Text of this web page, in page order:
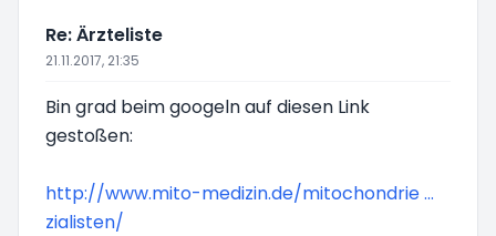
Re: Ärzteliste
21.11.2017, 21:35
Bin grad beim googeln auf diesen Link
gestoßen:
http://www.mito-medizin.de/mitochondrie ...
zialisten/